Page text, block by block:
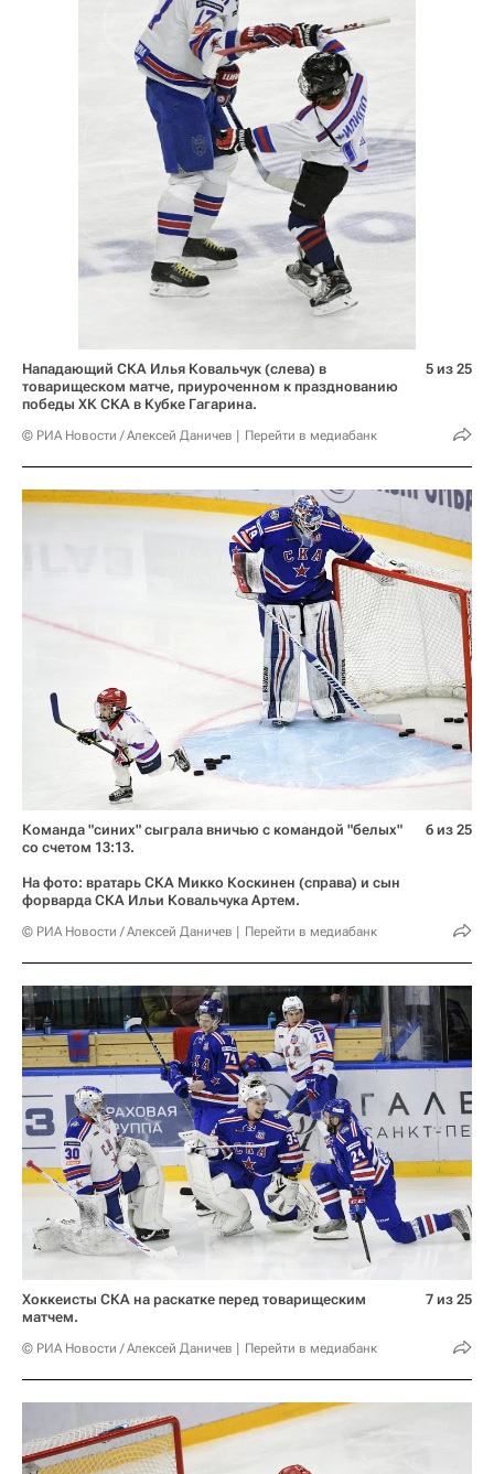
Нападающий СКА Илья Ковальчук (слева) в
товарищеском матче, приуроченном к празднованию
победы ХК СКА в Кубке Гагарина.
© РИА Новости / Алексей Даничев Перейти в медиабанк
5 из 25
Команда "синих" сыграла вничью с командой "белых"
со счетом 13:13.
На фото: вратарь СКА Микко Коскинен (справа) и сын
форварда СКА Ильи Ковальчука Артем.
© РИА Новости / Алексей Даничев Перейти в медиабанк
6 из 25
Хоккеисты СКА на раскатке перед товарищеским
матчем.
© РИА Новости / Алексей Даничев Перейти в медиабанк
7 из 25